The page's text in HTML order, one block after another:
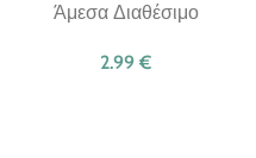
Άμεσα Διαθέσιμο
2.99 €